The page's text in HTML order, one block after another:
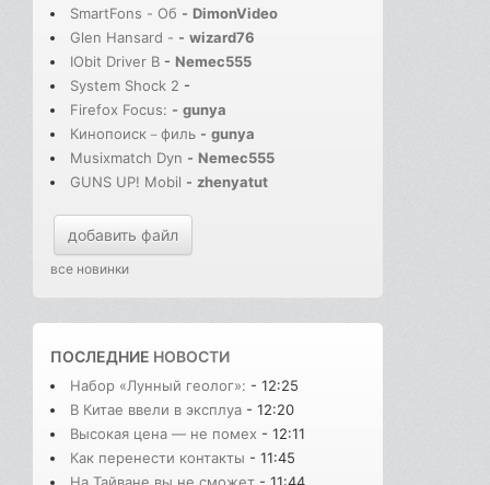
SmartFons - Об - DimonVideo
Glen Hansard - - wizard76
IObit Driver B - Nemec555
System Shock 2 -
Firefox Focus: - gunya
Кинопоиск－филь - gunya
Musixmatch Dyn - Nemec555
GUNS UP! Mobil - zhenyatut
добавить файл
все новинки
ПОСЛЕДНИЕ НОВОСТИ
Набор «Лунный геолог»: - 12:25
В Китае ввели в эксплуа - 12:20
Высокая цена — не помех - 12:11
Как перенести контакты - 11:45